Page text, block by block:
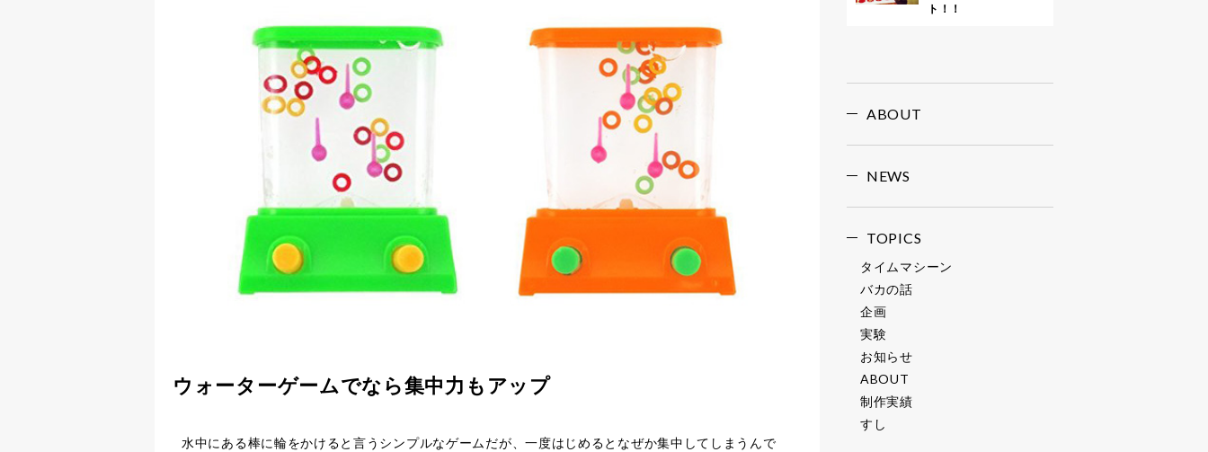
ウォーターゲームでなら集中力もアップ
水中にある棒に輪をかけると言うシンプルなゲームだが、一度はじめるとなぜか集中してしまうんで
ト！！
ABOUT
NEWS
TOPICS
タイムマシーン
バカの話
企画
実験
お知らせ
ABOUT
制作実績
すし